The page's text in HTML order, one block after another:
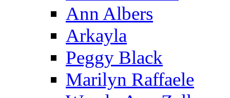
Ann Albers
Arkayla
Peggy Black
Marilyn Raffaele